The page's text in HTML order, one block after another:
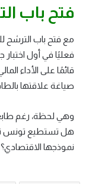
فتح باب
مع فتح باب الترشح
فعليًا في أول
قائمًا على الأداء
صياغة علاقتها
وهي لحظة، رغم
هل تستطيع تونس
نموذجها الاقتصادي؟